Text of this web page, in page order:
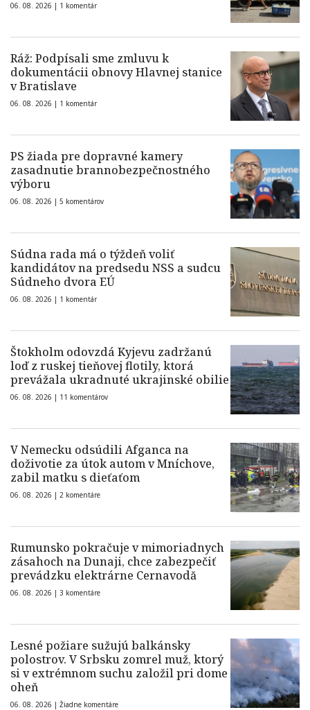
06. 08. 2026 | 1 komentár
Ráž: Podpísali sme zmluvu k
dokumentácii obnovy Hlavnej stanice
v Bratislave
06. 08. 2026 | 1 komentár
PS žiada pre dopravné kamery
zasadnutie brannobezpečnostného
výboru
06. 08. 2026 | 5 komentárov
Súdna rada má o týždeň voliť
kandidátov na predsedu NSS a sudcu
Súdneho dvora EÚ
06. 08. 2026 | 1 komentár
Štokholm odovzdá Kyjevu zadržanú
loď z ruskej tieňovej flotily, ktorá
prevážala ukradnuté ukrajinské obilie
06. 08. 2026 | 11 komentárov
V Nemecku odsúdili Afganca na
doživotie za útok autom v Mníchove,
zabil matku s dieťaťom
06. 08. 2026 | 2 komentáre
Rumunsko pokračuje v mimoriadnych
zásahoch na Dunaji, chce zabezpečiť
prevádzku elektrárne Cernavodă
06. 08. 2026 | 3 komentáre
Lesné požiare sužujú balkánsky
polostrov. V Srbsku zomrel muž, ktorý
si v extrémnom suchu založil pri dome
oheň
06. 08. 2026 | Žiadne komentáre